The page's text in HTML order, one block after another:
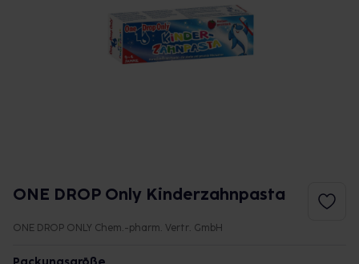
ONE DROP Only Kinderzahnpasta
ONE DROP ONLY Chem.-pharm. Vertr. GmbH